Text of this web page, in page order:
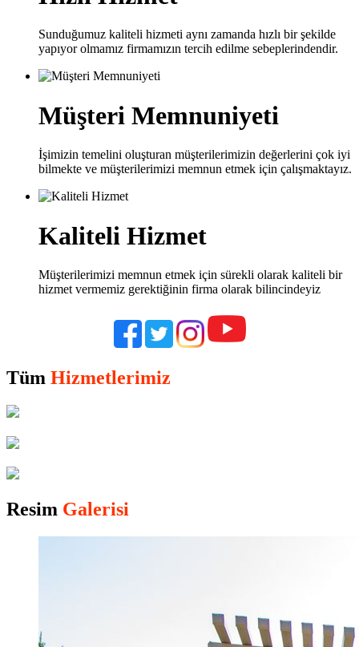
Sunduğumuz kaliteli hizmeti aynı zamanda hızlı bir şekilde
yapıyor olmamız firmamızın tercih edilme sebeplerindendir.
Müşteri Memnuniyeti
İşimizin temelini oluşturan müşterilerimizin değerlerini çok iyi
bilmekte ve müşterilerimizi memnun etmek için çalışmaktayız.
Kaliteli Hizmet
Müşterilerimizi memnun etmek için sürekli olarak kaliteli bir
hizmet vermemiz gerektiğinin firma olarak bilincindeyiz
Tüm Hizmetlerimiz
Resim Galerisi